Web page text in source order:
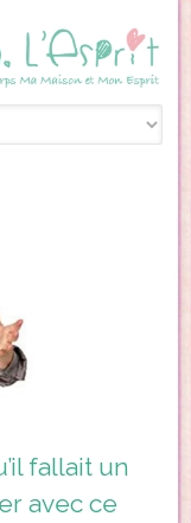
fallait un
avec ce